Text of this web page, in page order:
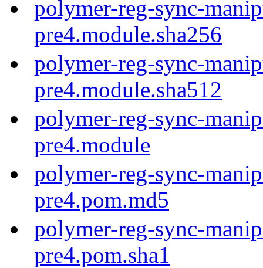
polymer-reg-sync-
pre4.module.sha256
polymer-reg-sync-
pre4.module.sha512
polymer-reg-sync-
pre4.module
polymer-reg-sync-
pre4.pom.md5
polymer-reg-sync-
pre4.pom.sha1